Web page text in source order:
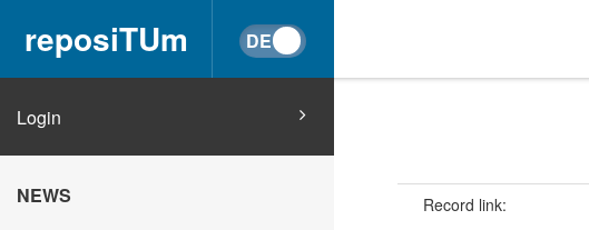
reposiTUm
Login
NEWS Record link: